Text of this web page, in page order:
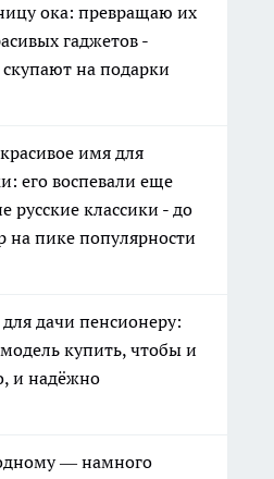
ока: превращаю их
гаджетов -
скупают на подарки
имя для
его воспевали еще
русские классики - до
на пике популярности
дачи пенсионеру:
купить, чтобы и
и надёжно
— намного